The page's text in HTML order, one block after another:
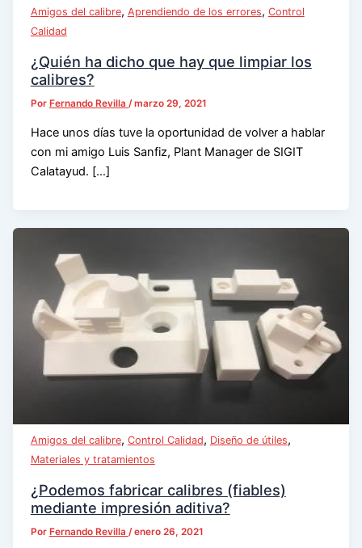
Amigos del calibre, Aprendiendo de los errores, Control
Calidad
¿Quién ha dicho que hay que limpiar los
calibres?
Por Fernando Revilla /marzo 29, 2021
Hace unos días tuve la oportunidad de volver a hablar
con mi amigo Luis Sanfiz, Plant Manager de SIGIT
Calatayud. […]
Amigos del calibre, Control Calidad, Diseño de útiles,
Materiales y tratamientos
¿Podemos fabricar calibres (fiables)
mediante impresión aditiva?
Por Fernando Revilla /enero 26, 2021